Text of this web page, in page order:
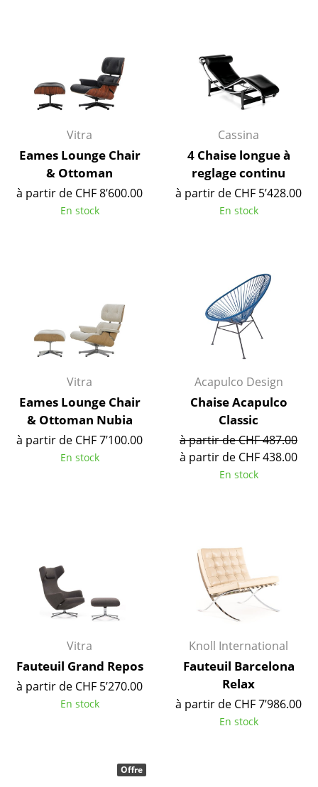
Secrétaires & Tables PC
Tables de conférence et Pupitres
Tables hautes & Pupitres
Tables enfants
Table de jardin
Chariots & Dessertes
Étagères & Armoires
Buffets & Commodes
Meubles TV
Caissons roulants et Meubles d’appoint
Petits rangements
Pièces détachées
... voir tous les rangements
Luminaires
Suspensions & Plafonniers
Lampes de table
Lampadaires et Liseuses
Vitra
Eames Lounge Chair
& Ottoman
à partir de CHF 8’600.00
En stock
Cassina
4 Chaise longue à
reglage continu
à partir de CHF 5’428.00
En stock
Vitra
Eames Lounge Chair
& Ottoman Nubia
à partir de CHF 7’100.00
En stock
Acapulco Design
Chaise Acapulco
Classic
à partir de CHF 487.00
à partir de CHF 438.00
En stock
Vitra
Fauteuil Grand Repos
à partir de CHF 5’270.00
En stock
Knoll International
Fauteuil Barcelona
Relax
à partir de CHF 7’986.00
En stock
Offre